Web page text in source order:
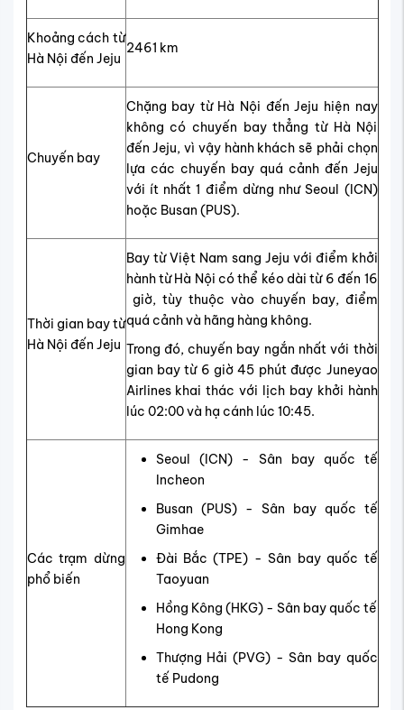
Khoảng cách từ
Hà Nội đến Jeju
2461 km
Chuyến bay
Chặng bay từ Hà Nội đến Jeju hiện nay
không có chuyến bay thẳng từ Hà Nội
đến Jeju, vì vậy hành khách sẽ phải chọn
lựa các chuyến bay quá cảnh đến Jeju
với ít nhất 1 điểm dừng như Seoul (ICN)
hoặc Busan (PUS).
Thời gian bay từ
Hà Nội đến Jeju
Bay từ Việt Nam sang Jeju với điểm khởi
hành từ Hà Nội có thể kéo dài từ 6 đến 16
giờ, tùy thuộc vào chuyến bay, điểm
quá cảnh và hãng hàng không.
Trong đó, chuyến bay ngắn nhất với thời
gian bay từ 6 giờ 45 phút được Juneyao
Airlines khai thác với lịch bay khởi hành
lúc 02:00 và hạ cánh lúc 10:45.
Các trạm dừng
phổ biến
Seoul (ICN) - Sân bay quốc tế
Incheon
Busan (PUS) - Sân bay quốc tế
Gimhae
Đài Bắc (TPE) - Sân bay quốc tế
Taoyuan
Hồng Kông (HKG) - Sân bay quốc tế
Hong Kong
Thượng Hải (PVG) - Sân bay quốc
tế Pudong